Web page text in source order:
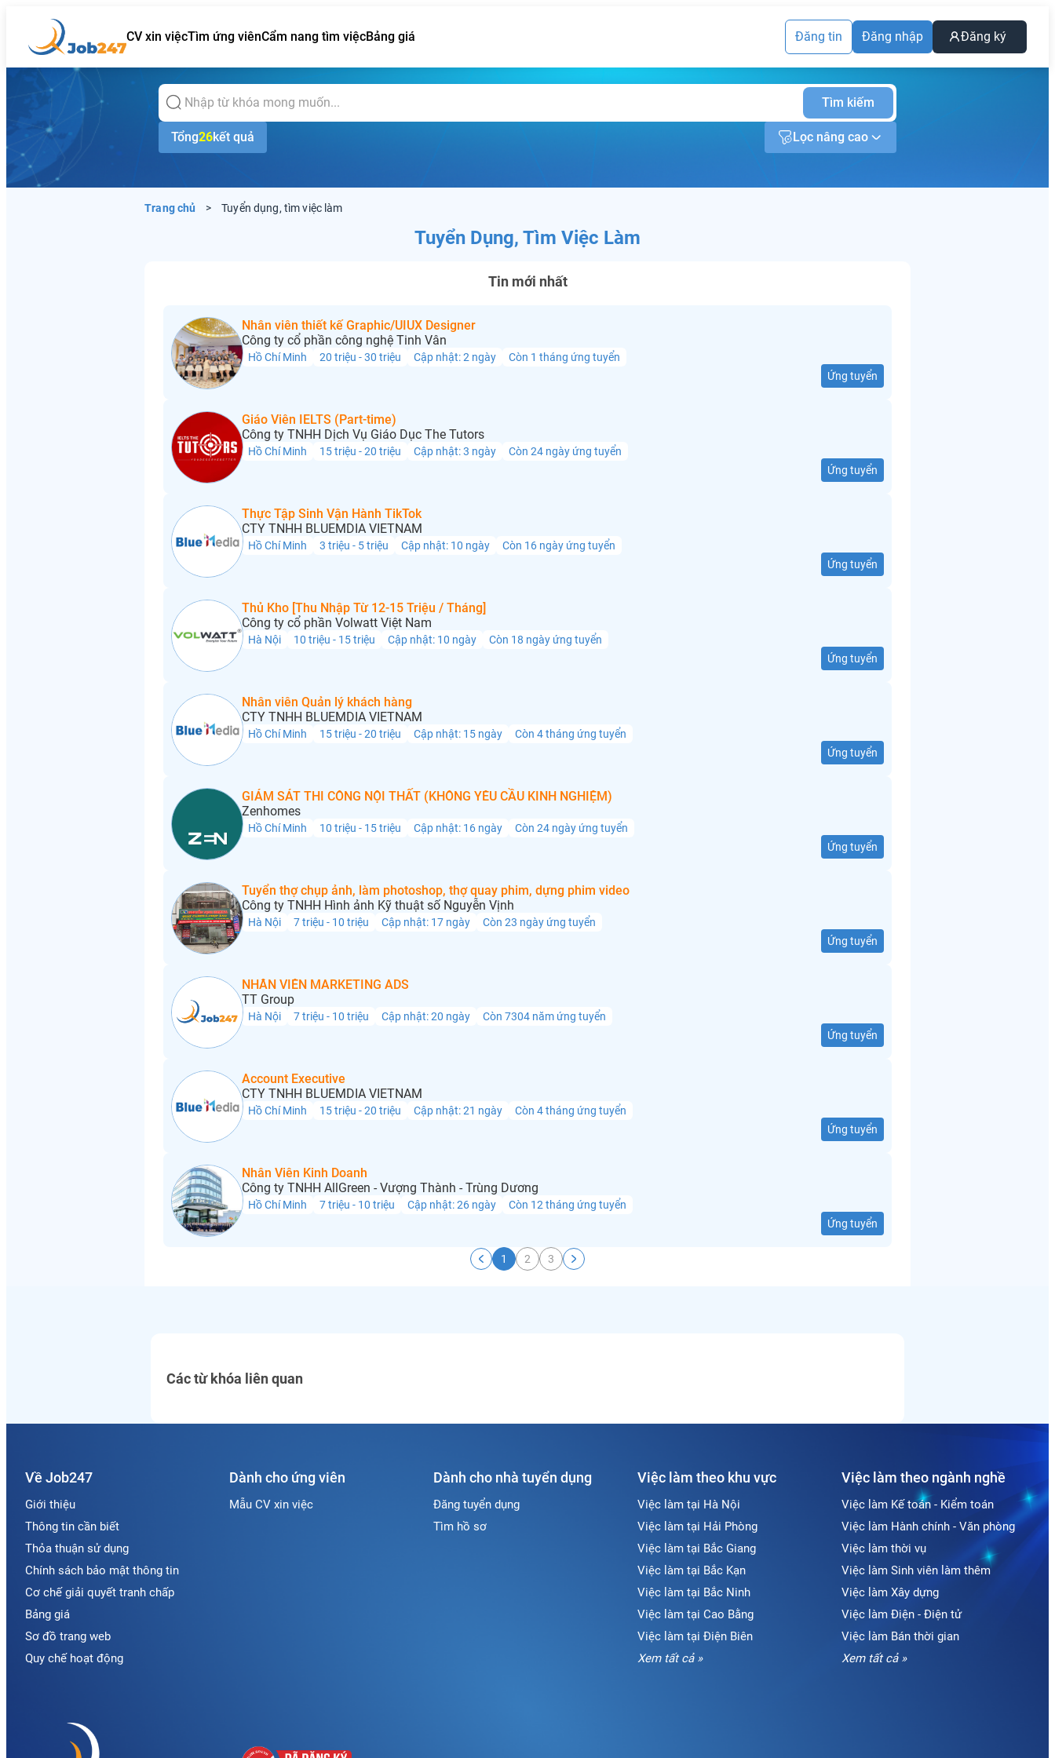
CV xin việcTìm ứng viênCẩm nang tìm việcBảng giá Đăng tin Đăng nhập Đăng ký
Tìm kiếm
Tổng26kết quả Lọc nâng cao
Trang chủ > Tuyển dụng, tìm việc làm
Tuyển Dụng, Tìm Việc Làm
Tin mới nhất
Nhân viên thiết kế Graphic/UIUX Designer
Công ty cổ phần công nghệ Tinh Vân
Hồ Chí Minh 20 triệu - 30 triệu Cập nhật: 2 ngày
Còn 1 tháng ứng tuyển
Ứng tuyển
Giáo Viên IELTS (Part-time)
Công ty TNHH Dịch Vụ Giáo Dục The Tutors
Hồ Chí Minh 15 triệu - 20 triệu Cập nhật: 3 ngày
Còn 24 ngày ứng tuyển
Ứng tuyển
Thực Tập Sinh Vận Hành TikTok
CTY TNHH BLUEMDIA VIETNAM
Hồ Chí Minh 3 triệu - 5 triệu Cập nhật: 10 ngày
Còn 16 ngày ứng tuyển
Ứng tuyển
Thủ Kho [Thu Nhập Từ 12-15 Triệu / Tháng]
Công ty cổ phần Volwatt Việt Nam
Hà Nội 10 triệu - 15 triệu Cập nhật: 10 ngày
Còn 18 ngày ứng tuyển
Ứng tuyển
Nhân viên Quản lý khách hàng
CTY TNHH BLUEMDIA VIETNAM
Hồ Chí Minh 15 triệu - 20 triệu Cập nhật: 15 ngày
Còn 4 tháng ứng tuyển
Ứng tuyển
GIÁM SÁT THI CÔNG NỘI THẤT (KHÔNG YÊU CẦU KINH NGHIỆM)
Zenhomes
Hồ Chí Minh 10 triệu - 15 triệu Cập nhật: 16 ngày
Còn 24 ngày ứng tuyển
Ứng tuyển
Tuyển thợ chụp ảnh, làm photoshop, thợ quay phim, dựng phim video
Công ty TNHH Hình ảnh Kỹ thuật số Nguyễn Vịnh
Hà Nội 7 triệu - 10 triệu Cập nhật: 17 ngày
Còn 23 ngày ứng tuyển
Ứng tuyển
NHÂN VIÊN MARKETING ADS
TT Group
Hà Nội 7 triệu - 10 triệu Cập nhật: 20 ngày
Còn 7304 năm ứng tuyển
Ứng tuyển
Account Executive
CTY TNHH BLUEMDIA VIETNAM
Hồ Chí Minh 15 triệu - 20 triệu Cập nhật: 21 ngày
Còn 4 tháng ứng tuyển
Ứng tuyển
Nhân Viên Kinh Doanh
Công ty TNHH AllGreen - Vượng Thành - Trùng Dương
Hồ Chí Minh 7 triệu - 10 triệu Cập nhật: 26 ngày
Còn 12 tháng ứng tuyển
Ứng tuyển
1 2 3
Các từ khóa liên quan
Về Job247
Giới thiệu
Thông tin cần biết
Thỏa thuận sử dụng
Chính sách bảo mật thông tin
Cơ chế giải quyết tranh chấp
Bảng giá
Sơ đồ trang web
Quy chế hoạt động
Dành cho ứng viên
Mẫu CV xin việc
Dành cho nhà tuyển dụng
Đăng tuyển dụng
Tìm hồ sơ
Việc làm theo khu vực
Việc làm tại Hà Nội
Việc làm tại Hải Phòng
Việc làm tại Bắc Giang
Việc làm tại Bắc Kạn
Việc làm tại Bắc Ninh
Việc làm tại Cao Bằng
Việc làm tại Điện Biên
Xem tất cả »
Việc làm theo ngành nghề
Việc làm Kế toán - Kiểm toán
Việc làm Hành chính - Văn phòng
Việc làm thời vụ
Việc làm Sinh viên làm thêm
Việc làm Xây dựng
Việc làm Điện - Điện tử
Việc làm Bán thời gian
Xem tất cả »